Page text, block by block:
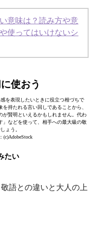
意味は？読み方や意
使ってはいけないシ
使おう
を表現したいときに役立つ相づちで
持たれる言い回しであることから、
が賢明といえるかもしれません。代わ
」などを使って、相手への最大級の敬
ょう。
(c)AdobeStock
たい
敬語との違いと大人の上